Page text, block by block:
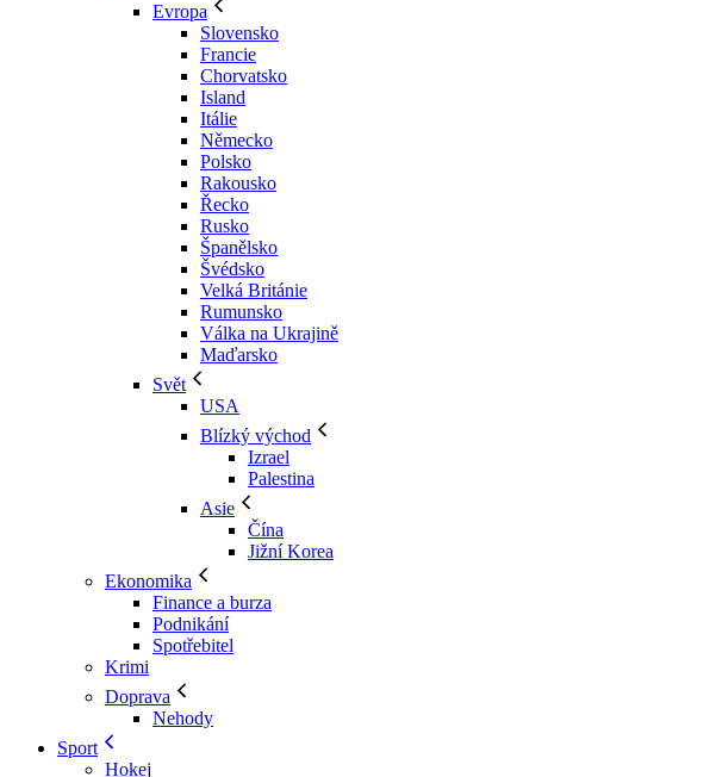
Evropa
Slovensko
Francie
Chorvatsko
Island
Itálie
Německo
Polsko
Rakousko
Řecko
Rusko
Španělsko
Švédsko
Velká Británie
Rumunsko
Válka na Ukrajině
Maďarsko
Svět
USA
Blízký východ
Izrael
Palestina
Asie
Čína
Jižní Korea
Ekonomika
Finance a burza
Podnikání
Spotřebitel
Krimi
Doprava
Nehody
Sport
Hokej